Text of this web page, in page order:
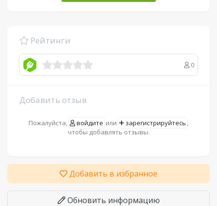
Рейтинги
0
Добавить отзыв
Пожалуйста, войдите или зарегистрируйтесь ,
чтобы добавлять отзывы.
Добавить в избранное
Обновить информацию